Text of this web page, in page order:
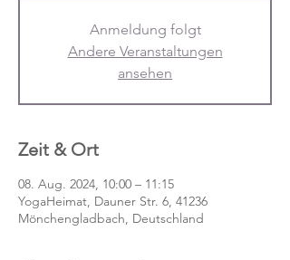
Anmeldung folgt
Andere Veranstaltungen
ansehen
Zeit & Ort
08. Aug. 2024, 10:00 – 11:15
YogaHeimat, Dauner Str. 6, 41236
Mönchengladbach, Deutschland